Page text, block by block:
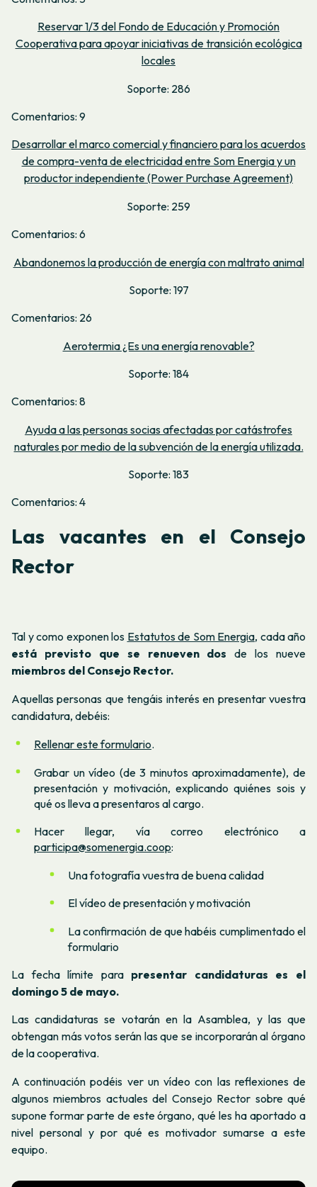
Reservar 1/3 del Fondo de Educación y Promoción
Cooperativa para apoyar iniciativas de transición ecológica
locales
Soporte: 286
Comentarios: 9
Desarrollar el marco comercial y financiero para los acuerdos
de compra-venta de electricidad entre Som Energia y un
productor independiente (Power Purchase Agreement)
Soporte: 259
Comentarios: 6
Abandonemos la producción de energía con maltrato animal
Soporte: 197
Comentarios: 26
Aerotermia ¿Es una energía renovable?
Soporte: 184
Comentarios: 8
Ayuda a las personas socias afectadas por catástrofes
naturales por medio de la subvención de la energía utilizada.
Soporte: 183
Comentarios: 4
Las vacantes en el Consejo
Rector
Tal y como exponen los Estatutos de Som Energia, cada año
está previsto que se renueven dos de los nueve
miembros del Consejo Rector.
Aquellas personas que tengáis interés en presentar vuestra
candidatura, debéis:
Rellenar este formulario.
Grabar un vídeo (de 3 minutos aproximadamente), de
presentación y motivación, explicando quiénes sois y
qué os lleva a presentaros al cargo.
Hacer llegar, vía correo electrónico a
participa@somenergia.coop:
Una fotografía vuestra de buena calidad
El vídeo de presentación y motivación
La confirmación de que habéis cumplimentado el
formulario
La fecha límite para presentar candidaturas es el
domingo 5 de mayo.
Las candidaturas se votarán en la Asamblea, y las que
obtengan más votos serán las que se incorporarán al órgano
de la cooperativa.
A continuación podéis ver un vídeo con las reflexiones de
algunos miembros actuales del Consejo Rector sobre qué
supone formar parte de este órgano, qué les ha aportado a
nivel personal y por qué es motivador sumarse a este
equipo.